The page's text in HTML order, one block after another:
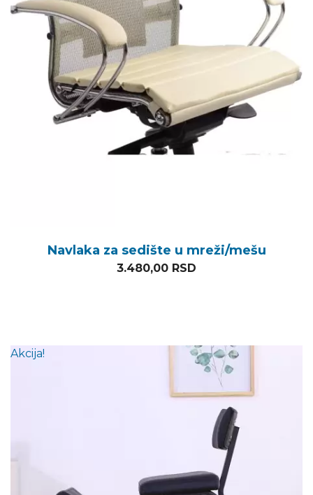
Navlaka za sedište u mreži/mešu
3.480,00 RSD
Akcija!